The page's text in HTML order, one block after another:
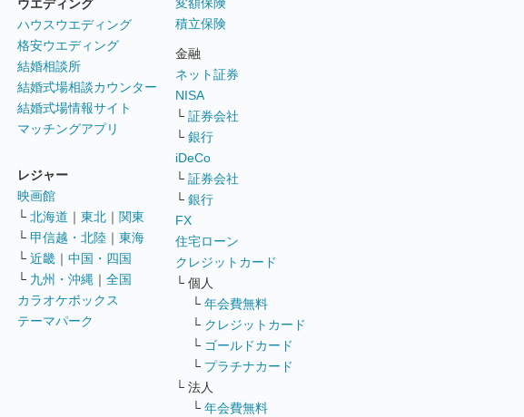
ウエディング
ハウスウエディング
格安ウエディング
結婚相談所
結婚式場相談カウンター
結婚式場情報サイト
マッチングアプリ
レジャー
映画館
└ 北海道 ｜ 東北 ｜ 関東
└ 甲信越・北陸 ｜ 東海
└ 近畿 ｜ 中国・四国
└ 九州・沖縄 ｜ 全国
カラオケボックス
テーマパーク
積立保険
金融
ネット証券
NISA
└ 証券会社
└ 銀行
iDeCo
└ 証券会社
└ 銀行
FX
住宅ローン
クレジットカード
└ 個人
└ 年会費無料
└ クレジットカード
└ ゴールドカード
└ プラチナカード
└ 法人
└ 年会費無料